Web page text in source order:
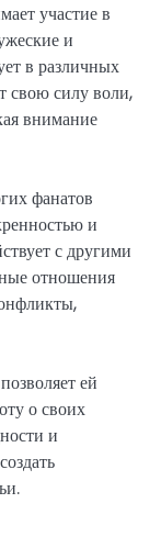
участие в
и
в различных
свою силу воли,
внимание
фанатов
и
с другими
отношения
ей
о своих
и